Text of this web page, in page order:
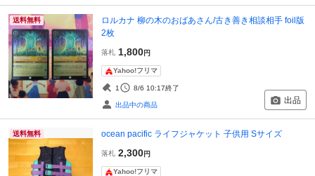
送料無料
ロルカナ 柳の木のおばあさん/古き善き相談相手 foil版
2枚
落札 1,800円
Yahoo!フリマ
1 8/6 10:17終了
出品中の商品 出品
送料無料 ocean pacific ライフジャケット 子供用 Sサイズ
落札 2,300円
Yahoo!フリマ